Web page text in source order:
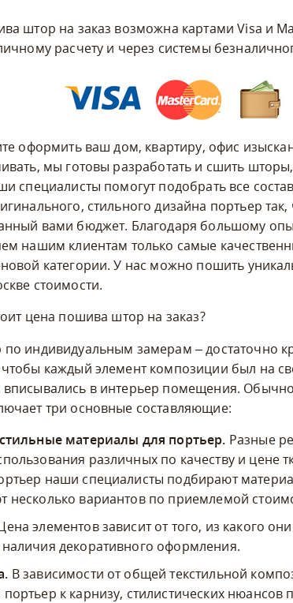
штор на заказ возможна картами Visa и
расчету и через системы
оформить ваш дом, квартиру, офис
мы готовы разработать и сшить
специалисты помогут подобрать все
стильного дизайна портьер
вами бюджет. Благодаря большому
нашим клиентам только самые
категории. У нас можно пошить
стоимости.
цена пошива штор на заказ?
индивидуальным замерам – достаточно
каждый элемент композиции был на
в интерьер помещения.
три основные составляющие:
материалы для портьер. Разные
различных по качеству и цене
наши специалисты подбирают
несколько вариантов по приемлемой
элементов зависит от того, из какого
декоративного оформления.
В зависимости от общей текстильной
портьер к карнизу, стилистических